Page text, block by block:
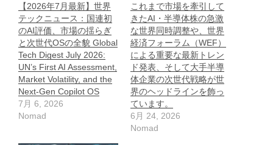
【2026年7月最新】世界
テックニュース：国連初
のAI評価、市場の揺らぎ
と次世代OSの全貌 Global
Tech Digest July 2026:
UN’s First AI Assessment,
Market Volatility, and the
Next-Gen Copilot OS
7月 6, 2026
Nomad
これまで市場を牽引して
きたAI・半導体株の急激
な世界同時調整や、世界
経済フォーラム（WEF）
による重要な最新トレン
ド発表、そして大手半導
体企業の次世代戦略が世
界のヘッドラインを飾っ
ています。
6月 24, 2026
Nomad